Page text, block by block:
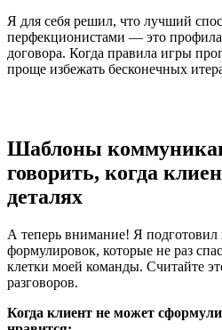
Я для себя решил, что лучший
перфекционистами — это
договора. Когда правила игры
проще избежать бесконечных
Шаблоны
говорить, когда
деталях
А теперь внимание! Я подготовил
формулировок, которые не раз
клетки моей команды. Считайте
разговоров.
Когда клиент не может